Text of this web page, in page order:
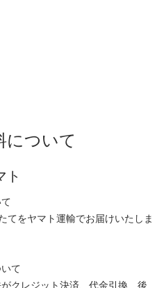
について
ト
てをヤマト運輸でお届けいたしま
て